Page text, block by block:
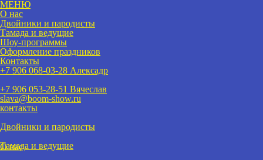
МЕНЮ
О нас
Двойники и пародисты
Тамада и ведущие
Шоу-программы
Оформление праздников
Контакты
+7 906 068-03-28 Алексадр
+7 906 053-28-51 Вячеслав
slava@boom-show.ru
контакты
О нас
Двойники и пародисты
Тамада и ведущие